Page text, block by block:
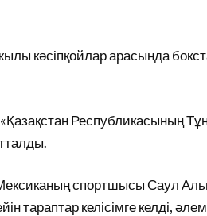
кәсіпқойлар арасында
Республикасының
спортшысы Саул
тараптар келісімге келді,